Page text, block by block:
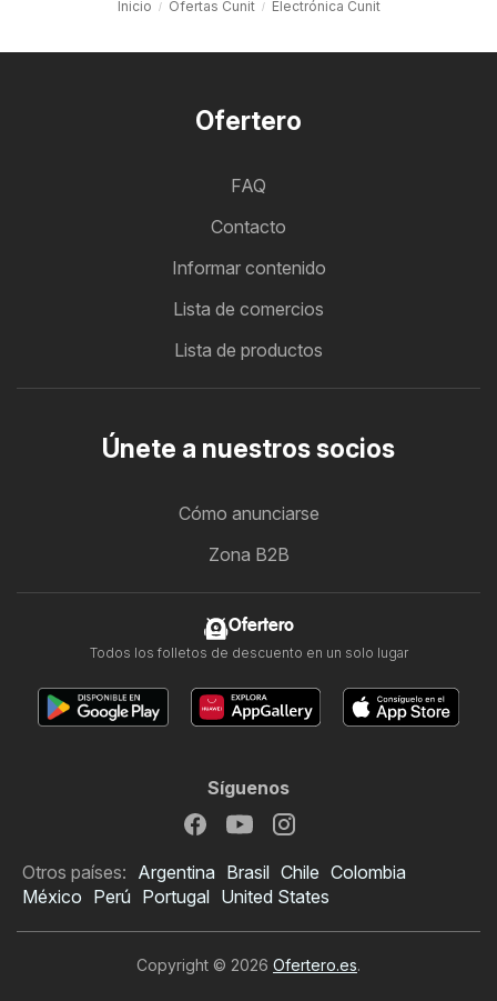
Inicio Ofertas Cunit Electrónica Cunit
Ofertero
FAQ
Contacto
Informar contenido
Lista de comercios
Lista de productos
Únete a nuestros socios
Cómo anunciarse
Zona B2B
Ofertero
Todos los folletos de descuento en un solo lugar
Síguenos
Otros países: Argentina Brasil Chile Colombia
México Perú Portugal United States
Copyright © 2026 Ofertero.es.